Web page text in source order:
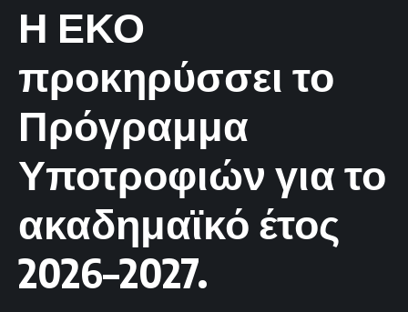
Η ΕΚΟ
προκηρύσσει το
Πρόγραμμα
Υποτροφιών για το
ακαδημαϊκό έτος
2026–2027.